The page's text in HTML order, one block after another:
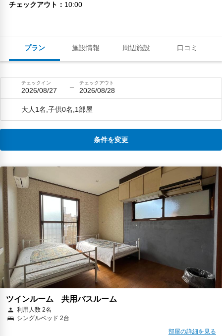
プラン 施設情報 周辺施設 口コミ
チェックアウト
10:00
チェックイン
2026/08/27
チェックアウト
2026/08/28
大人1名,子供0名,1部屋
条件を変更
ツインルーム 共用バスルーム
利用人数 2名
シングルベッド 2台
部屋の詳細を見る